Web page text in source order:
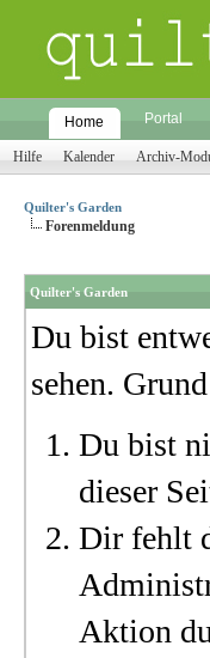
Home Portal
Hilfe Kalender Archiv-
Quilter's Garden
Forenmeldung
Quilter's Garden
Du bist
sehen.
Du bist
dieser
Dir fehlt
Aktion